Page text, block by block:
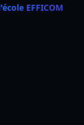
EFFICOM